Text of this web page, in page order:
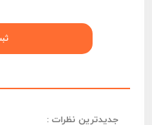
جدیدترین نظرات :